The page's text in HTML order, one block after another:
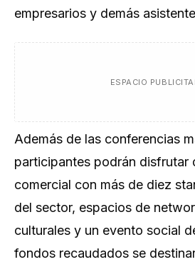
empresarios y demás
ESPACIO
Además de las conferencias
participantes podrán disfrutar
comercial con más de diez
del sector, espacios de
culturales y un evento social
fondos recaudados se